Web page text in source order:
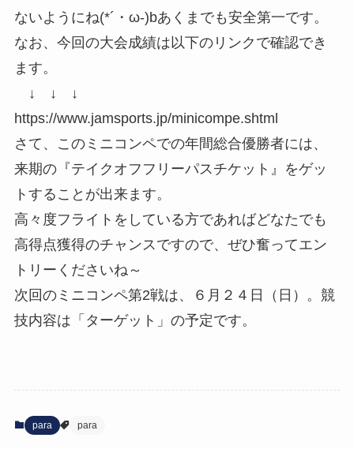
ないようにね(*´・ω-)bあくまでも安全第一です。
なお、今回の大会成績は以下のリンクで確認でき
ます。
↓ ↓ ↓
https://www.jamsports.jp/minicompe.shtml
さて、このミニコンペでの年間総合優勝者には、
来期の『テイクオフフリーパスチケット』をゲッ
トすることが出来ます。
高々度フライトをしている方であればどなたでも
高得点獲得のチャンスですので、ぜひ奮ってエン
トリーくださいね～
次回のミニコンペ第2戦は、６月２４日（日）。競
技内容は「ターゲット」の予定です。
para para